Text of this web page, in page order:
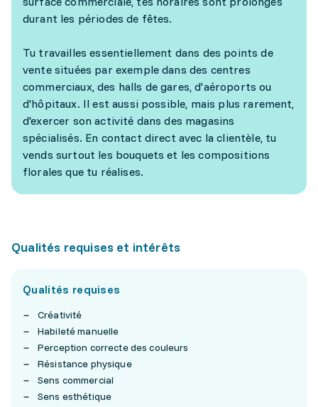
durant les périodes de fêtes.
Tu travailles essentiellement dans des points de
vente situées par exemple dans des centres
commerciaux, des halls de gares, d'aéroports ou
d'hôpitaux. Il est aussi possible, mais plus rarement,
d'exercer son activité dans des magasins
spécialisés. En contact direct avec la clientèle, tu
vends surtout les bouquets et les compositions
florales que tu réalises.
Qualités requises et intérêts
Qualités requises
Créativité
Habileté manuelle
Perception correcte des couleurs
Résistance physique
Sens commercial
Sens esthétique